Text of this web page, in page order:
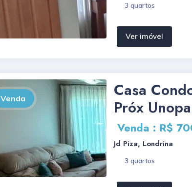
3 quartos
Ver imóvel
Venda
Casa
Próx
Venda : R$
Jd Piza, Londrina
3 quartos